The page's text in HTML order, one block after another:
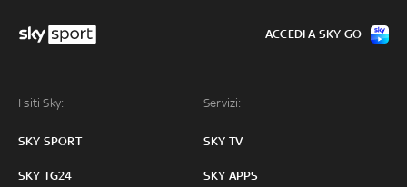
I siti Sky:
SKY SPORT
SKY TG24
Servizi:
SKY TV
SKY APPS
ACCEDI A SKY GO